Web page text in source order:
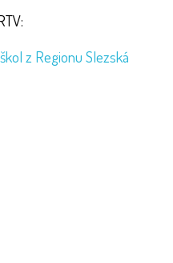
z Regionu Slezská